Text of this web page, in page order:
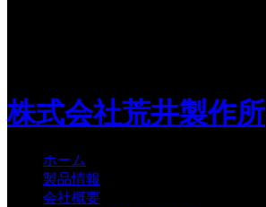
株式会社荒井製作所
ホーム
製品情報
会社概要